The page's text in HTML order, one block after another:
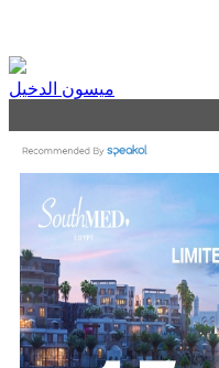
ميسون الدخيل